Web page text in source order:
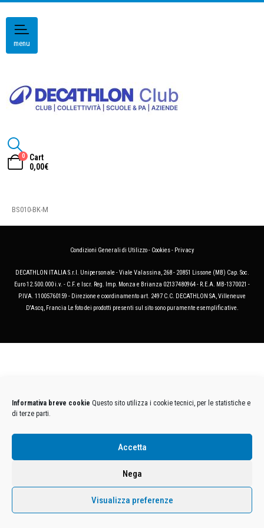
Informativa breve cookie Questo sito utilizza i cookie tecnici, per le statistiche e
di terze parti.
Accetta
Nega
Visualizza preferenze
menu
0
Cart
0,00€
BS010-BK-M
Condizioni Generali di Utilizzo- Cookies- Privacy
DECATHLON ITALIA S.r.l. Unipersonale - Viale Valassina, 268 - 20851 Lissone (MB) Cap. Soc.
Euro 12.500.000 i.v. - C.F. e Iscr. Reg. Imp. Monza e Brianza 02137480964 - R.E.A. MB-1370021 -
P.IVA. 11005760159 - Direzione e coordinamento art. 2497 C.C. DECATHLON SA, Villeneuve
D'Ascq, Francia Le foto dei prodotti presenti sul sito sono puramente esemplificative.